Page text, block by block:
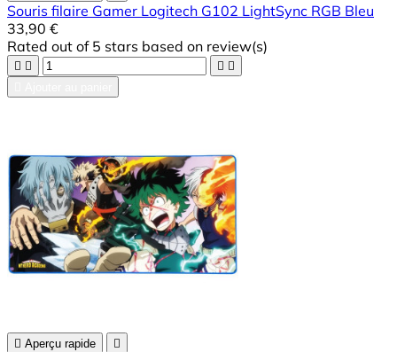
Souris filaire Gamer Logitech G102 LightSync RGB Bleu
33,90 €
Rated out of 5 stars based on review(s)
   
 Aperçu rapide 